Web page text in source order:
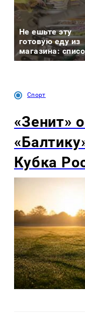
Не ешьте эту
готовую еду из
магазина:
Спорт
«Зенит»
Кубка